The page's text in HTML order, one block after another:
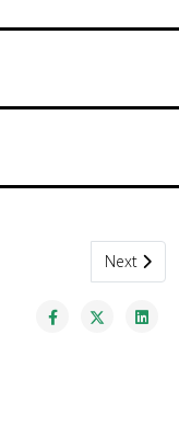
Next
Next